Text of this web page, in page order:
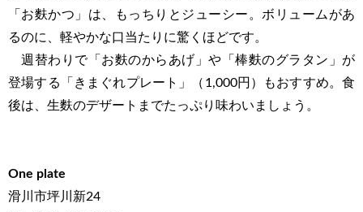
「お麩かつ」は、もっちりとジューシー。ボリュームがあ
るのに、軽やかな口当たりに驚くほどです。
週替わりで「お麩のからあげ」や「棒麩のグラタン」が
登場する「きまぐれプレート」（1,000円）もおすすめ。食
後は、生麩のデザートまでたっぷり味わいましょう。
One plate
滑川市坪川新24